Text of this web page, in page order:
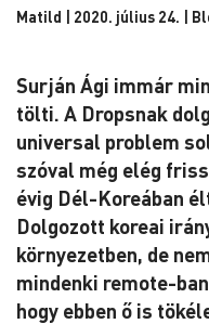
Matild | 2020. július 24. |
Surján Ági immár
tölti. A Dropsnak
universal problem
szóval még elég
évig Dél-Koreában
Dolgozott koreai
környezetben, de
mindenki remote-
hogy ebben ő is